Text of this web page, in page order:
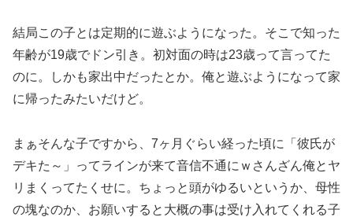
結局この子とは定期的に遊ぶようになった。そこで知った
年齢が19歳でドン引き。初対面の時は23歳って言ってた
のに。しかも家出中だったとか。俺と遊ぶようになって家
に帰ったみたいだけど。
まぁそんな子ですから、7ヶ月ぐらい経った頃に「彼氏が
デキた～」ってラインが来て音信不通にｗさんざん俺とヤ
リまくってたくせに。ちょっと頭がゆるいというか、母性
の塊なのか、お願いすると大概の事は受け入れてくれる子